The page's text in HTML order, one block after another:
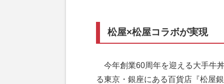
松屋×松屋コラボが実現
今年創業60周年を迎える大手牛
る東京・銀座にある百貨店『松屋